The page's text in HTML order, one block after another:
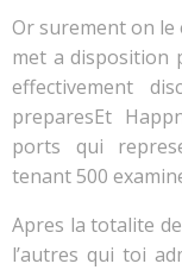
Or surement on le
met a disposition
effectivement
preparesEt
ports qui
tenant 500
Apres la totalite
l’autres qui toi